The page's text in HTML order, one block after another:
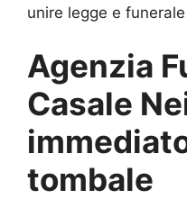
unire legge e
Agenzia
Casale
tombale